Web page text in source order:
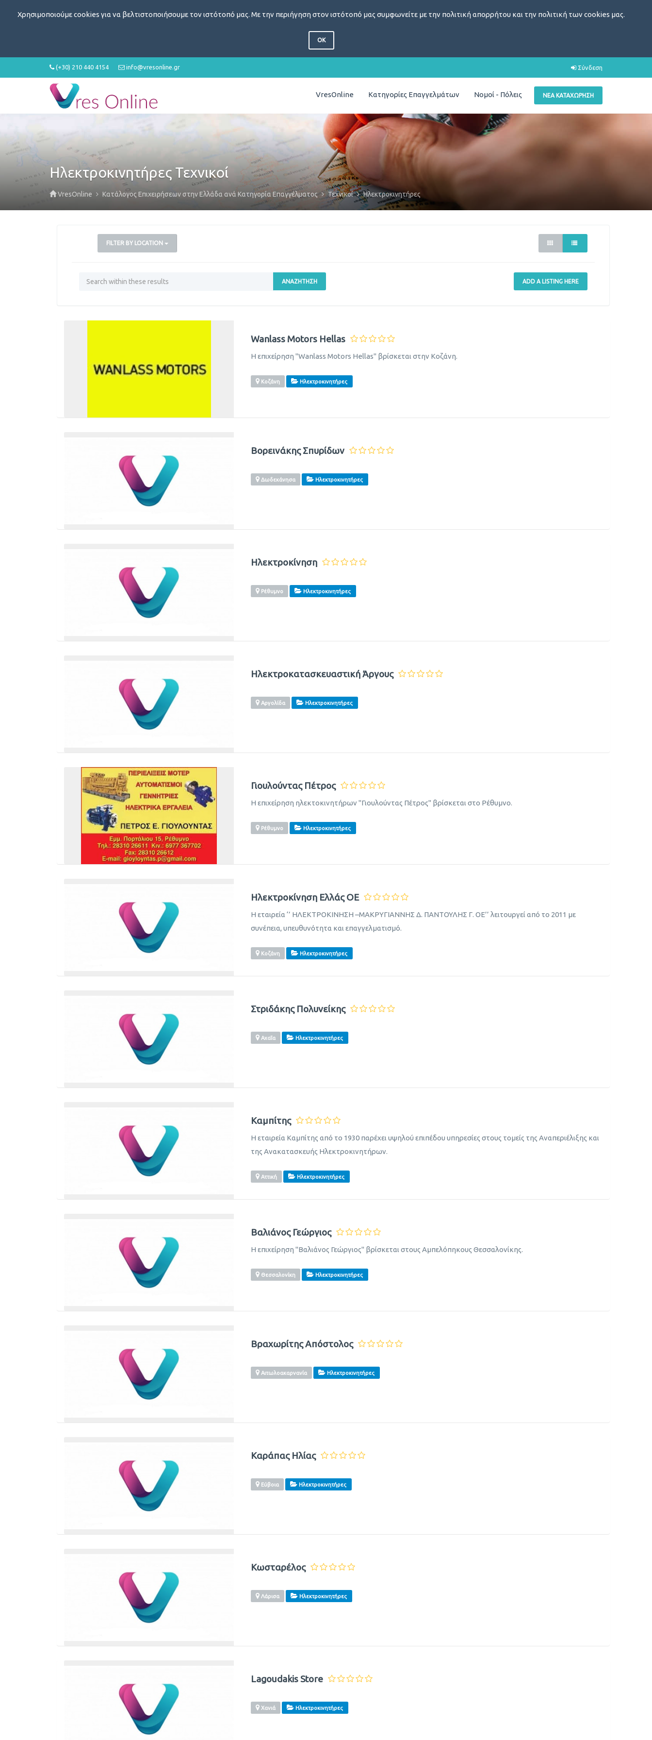
Χρησιμοποιούμε cookies για να βελτιστοποιήσουμε τον ιστότοπό μας. Με την περιήγηση στον ιστότοπό μας συμφωνείτε με την πολιτική απορρήτου και την πολιτική των cookies μας.
OK
Σύνδεση
(+30) 210 440 4154 info@vresonline.gr
ΝΈΑ ΚΑΤΑΧΏΡΗΣΗ
VresOnline Κατηγορίες Επαγγελμάτων Νομοί - Πόλεις
Ηλεκτροκινητήρες Τεχνικοί
VresOnline Κατάλογος Επιχειρήσεων στην Ελλάδα ανά Κατηγορία Επαγγέλματος Τεχνικοί Ηλεκτροκινητήρες
FILTER BY LOCATION
ΑΝΑΖΉΤΗΣΗ ADD A LISTING HERE
Wanlass Motors Hellas
Η επιχείρηση "Wanlass Motors Hellas" βρίσκεται στην Κοζάνη.
Κοζάνη Ηλεκτροκινητήρες
Βορεινάκης Σπυρίδων
Δωδεκάνησα Ηλεκτροκινητήρες
Ηλεκτροκίνηση
Ρέθυμνο Ηλεκτροκινητήρες
Ηλεκτροκατασκευαστική Άργους
Αργολίδα Ηλεκτροκινητήρες
Γιουλούντας Πέτρος
Η επιχείρηση ηλεκτοκινητήρων "Γιουλούντας Πέτρος" βρίσκεται στο Ρέθυμνο.
Ρέθυμνο Ηλεκτροκινητήρες
Ηλεκτροκίνηση Ελλάς OE
Η εταιρεία ‘’ ΗΛΕΚΤΡΟΚΙΝΗΣΗ –ΜΑΚΡΥΓΙΑΝΝΗΣ Δ. ΠΑΝΤΟΥΛΗΣ Γ. ΟΕ’’ λειτουργεί από το 2011 με
συνέπεια, υπευθυνότητα και επαγγελματισμό.
Κοζάνη Ηλεκτροκινητήρες
Στριδάκης Πολυνείκης
Αχαΐα Ηλεκτροκινητήρες
Καμπίτης
Η εταιρεία Καμπίτης από το 1930 παρέχει υψηλού επιπέδου υπηρεσίες στους τομείς της Αναπεριέλιξης και
της Ανακατασκευής Ηλεκτροκινητήρων.
Αττική Ηλεκτροκινητήρες
Βαλιάνος Γεώργιος
Η επιχείρηση "Βαλιάνος Γεώργιος" βρίσκεται στους Αμπελόπηκους Θεσσαλονίκης.
Θεσσαλονίκη Ηλεκτροκινητήρες
Βραχωρίτης Απόστολος
Αιτωλοακαρνανία Ηλεκτροκινητήρες
Καράπας Ηλίας
Εύβοια Ηλεκτροκινητήρες
Κωσταρέλος
Λάρισα Ηλεκτροκινητήρες
Lagoudakis Store
Χανιά Ηλεκτροκινητήρες